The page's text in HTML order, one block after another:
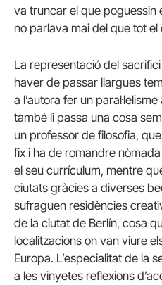
va truncar el que poguessin
no parlava mai del que tot el
La representació del
haver de passar llargues
a l’autora fer un
també li passa una cosa
un professor de filosofia,
fix i ha de romandre
el seu currículum, mentre
ciutats gràcies a diverses
sufraguen residències
de la ciutat de Berlín, cosa
localitzacions on van viure
Europa. L’especialitat de la
a les vinyetes reflexions